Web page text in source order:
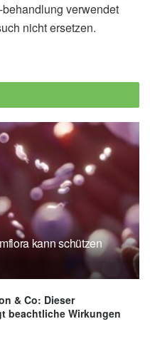
Carl Edin, et al.:
and severity of
with type 2 diabetes
in: Journal of Internal
16.06.2025),Journal
Fatty liver – but not liver
in type 2 diabetes
Linköping
verwendet
nicht ersetzen.
kann schützen
& Co: Dieser
beachtliche Wirkungen